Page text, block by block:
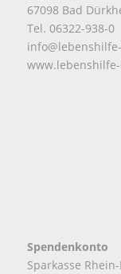
67098 Bad
Tel. 06322-938-0
Spendenkonto
Sparkasse